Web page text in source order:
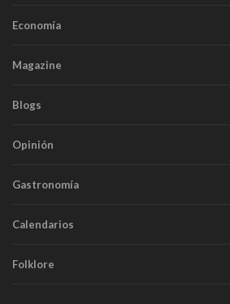
Economía
Magazine
Blogs
Opinión
Gastronomía
Calendarios
Folklore